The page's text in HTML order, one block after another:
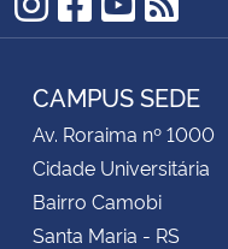
Instagram
RSS
CAMPUS SEDE
Av. Roraima nº 1000
Cidade Universitária
Bairro Camobi
Santa Maria - RS